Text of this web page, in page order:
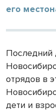
его
Последний
отрядов в
дети и